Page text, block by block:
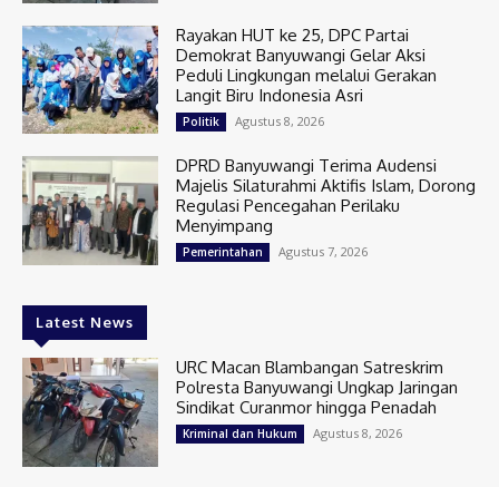
Rayakan HUT ke 25, DPC Partai
Demokrat Banyuwangi Gelar Aksi
Peduli Lingkungan melalui Gerakan
Langit Biru Indonesia Asri
Politik Agustus 8, 2026
DPRD Banyuwangi Terima Audensi
Majelis Silaturahmi Aktifis Islam, Dorong
Regulasi Pencegahan Perilaku
Menyimpang
Pemerintahan Agustus 7, 2026
Latest News
URC Macan Blambangan Satreskrim
Polresta Banyuwangi Ungkap Jaringan
Sindikat Curanmor hingga Penadah
Kriminal dan Hukum Agustus 8, 2026